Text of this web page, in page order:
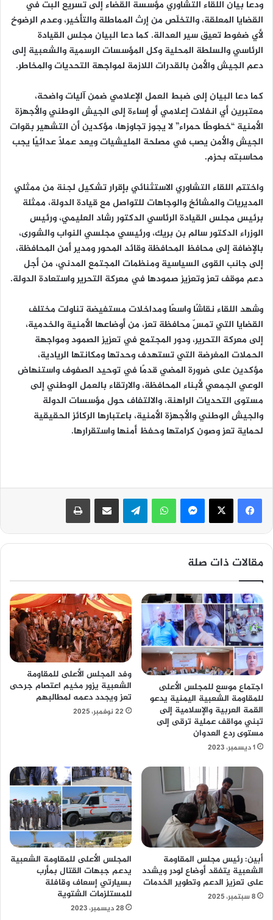
ودعا بيان اللقاء التشاوري مؤسسة القضاء إلى تسريع البت في
القضايا المعلقة، والتخلّص من إرث المماطلة والتأخير، وعدم الرضوخ
لأي ضغوط تعيق سير العدالة. كما دعا البيان مجلس القيادة
الرئاسي والسلطة المحلية وكل المؤسسات الرسمية والشعبية إلى
دعم الجيش والأمن بالقدرات اللازمة لمواجهة التحديات والمخاطر.
كما دعا البيان إلى ضبط العمل الإعلامي ضمن آليات واضحة،
معتبرين أي انفلات إعلامي أو إساءة إلى الجيش الوطني والأجهزة
الأمنية “خطوطًا حمراء” لا يجوز تجاوزها، مؤكدين أن التشهير بقوات
الجيش والأمن يصب في مصلحة المليشيات ويعد عملًا عدائيًا يجب
محاسبته بحزم.
واختتم اللقاء التشاوري الاستثنائي بإقرار تشكيل لجنة من ممثلي
المديريات والمشائخ والوجاهات للتواصل مع قيادة الدولة، ممثلة
برئيس مجلس القيادة الرئاسي الدكتور رشاد العليمي، ورئيس
الوزراء الدكتور سالم بن بريك، ورئيسي مجلسي النواب والشورى،
بالإضافة إلى محافظ المحافظة وقائد المحور ومدير أمن المحافظة،
إلى جانب القوى السياسية ومنظمات المجتمع المدني، من أجل
دعم موقف تعز وتعزيز صمودها في معركة التحرير واستعادة الدولة.
وشهد اللقاء نقاشًا واسعًا ومداخلات مستفيضة تناولت مختلف
القضايا التي تمسّ محافظة تعز، من أوضاعها الأمنية والخدمية،
إلى معركة التحرير، ودور المجتمع في تعزيز الصمود ومواجهة
الحملات المغرضة التي تستهدف وحدتها ومكانتها الريادية،
مؤكدين على ضرورة المضي قدمًا في توحيد الصفوف واستنهاض
الوعي الجمعي لأبناء المحافظة، والارتقاء بالعمل الوطني إلى
مستوى التحديات الراهنة، والالتفاف حول مؤسسات الدولة
والجيش الوطني والأجهزة الأمنية، باعتبارها الركائز الحقيقية
لحماية تعز وصون كرامتها وحفظ أمنها واستقرارها.
ماسنجر واتساب تيلقرام مشاركة عبر البريد طباعة
مقالات ذات صلة
اجتماع موسع للمجلس الأعلى
للمقاومة الشعبية اليمنية يدعو
القمة العربية والإسلامية إلى
تبني مواقف عملية ترقى إلى
مستوى ردع العدوان
1 ديسمبر، 2023
وفد المجلس الأعلى للمقاومة
الشعبية يزور مخيم اعتصام جرحى
تعز ويجدد دعمه لمطالبهم
22 نوفمبر، 2025
أبين: رئيس مجلس المقاومة
الشعبية يتفقد أوضاع لودر ويشدد
على تعزيز الدعم وتطوير الخدمات
8 سبتمبر، 2025
المجلس الأعلى للمقاومة الشعبية
يدعم جبهات القتال بمأرب
بسيارتي إسعاف وقافلة
للمستلزمات الشتوية
28 ديسمبر، 2023